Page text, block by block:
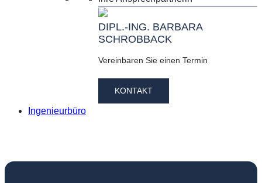
DIPL.-ING. BARBARA
SCHROBBACK
Vereinbaren Sie einen Termin
KONTAKT
Ingenieurbüro